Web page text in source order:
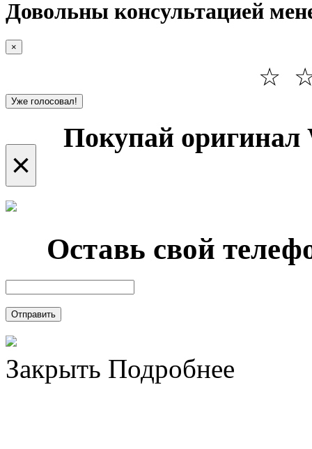
Довольны консультацией
×
☆
Уже голосовал!
Покупай оригинал
×
Оставь свой
Отправить
Закрыть Подробнее